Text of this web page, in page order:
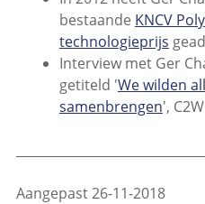
bestaande KNCV
technologieprijs
Interview met Ger
getiteld 'We wilden
samenbrengen',
Aangepast 26-11-2018